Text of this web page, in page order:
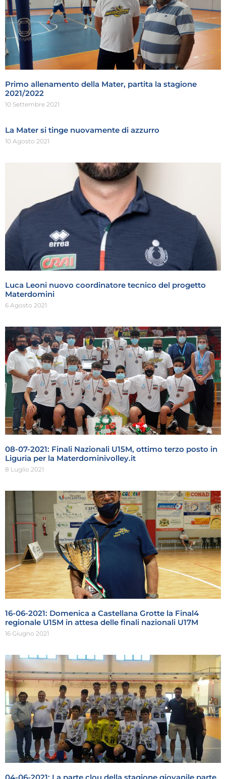
Primo allenamento della Mater, partita la stagione
2021/2022
10 Settembre 2021
La Mater si tinge nuovamente di azzurro
10 Agosto 2021
Luca Leoni nuovo coordinatore tecnico del progetto
Materdomini
6 Agosto 2021
08-07-2021: Finali Nazionali U15M, ottimo terzo posto in
Liguria per la Materdominivolley.it
8 Luglio 2021
16-06-2021: Domenica a Castellana Grotte la Final4
regionale U15M in attesa delle finali nazionali U17M
16 Giugno 2021